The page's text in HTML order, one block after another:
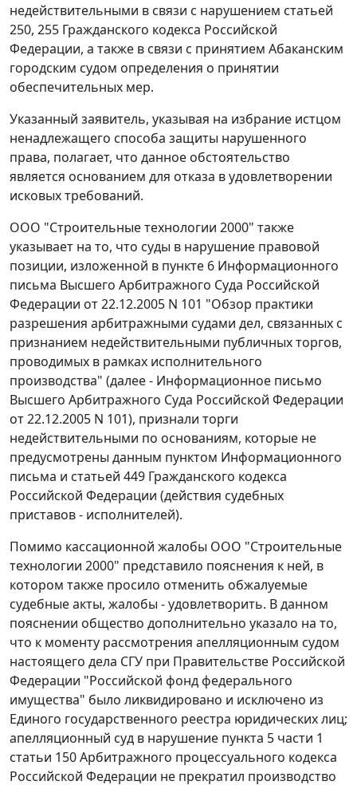
недействительными в связи с нарушением статьей
250, 255 Гражданского кодекса Российской
Федерации, а также в связи с принятием Абаканским
городским судом определения о принятии
обеспечительных мер.
Указанный заявитель, указывая на избрание истцом
ненадлежащего способа защиты нарушенного
права, полагает, что данное обстоятельство
является основанием для отказа в удовлетворении
исковых требований.
ООО "Строительные технологии 2000" также
указывает на то, что суды в нарушение правовой
позиции, изложенной в пункте 6 Информационного
письма Высшего Арбитражного Суда Российской
Федерации от 22.12.2005 N 101 "Обзор практики
разрешения арбитражными судами дел, связанных с
признанием недействительными публичных торгов,
проводимых в рамках исполнительного
производства" (далее - Информационное письмо
Высшего Арбитражного Суда Российской Федерации
от 22.12.2005 N 101), признали торги
недействительными по основаниям, которые не
предусмотрены данным пунктом Информационного
письма и статьей 449 Гражданского кодекса
Российской Федерации (действия судебных
приставов - исполнителей).
Помимо кассационной жалобы ООО "Строительные
технологии 2000" представило пояснения к ней, в
котором также просило отменить обжалуемые
судебные акты, жалобы - удовлетворить. В данном
пояснении общество дополнительно указало на то,
что к моменту рассмотрения апелляционным судом
настоящего дела СГУ при Правительстве Российской
Федерации "Российской фонд федерального
имущества" было ликвидировано и исключено из
Единого государственного реестра юридических лиц;
апелляционный суд в нарушение пункта 5 части 1
статьи 150Арбитражного процессуального кодекса
Российской Федерации не прекратил производство